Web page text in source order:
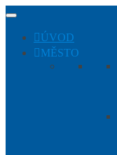
Přeskočit
obsah
Přeskočit
levý
Přeskočit
patičku ÚVOD
MĚSTO